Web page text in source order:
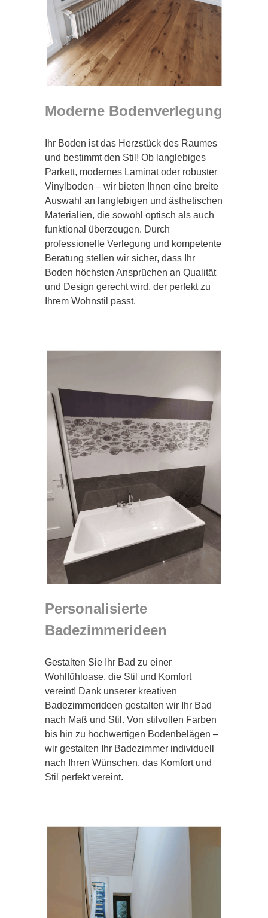
Moderne Bodenverlegung
Ihr Boden ist das Herzstück des Raumes
und bestimmt den Stil! Ob langlebiges
Parkett, modernes Laminat oder robuster
Vinylboden – wir bieten Ihnen eine breite
Auswahl an langlebigen und ästhetischen
Materialien, die sowohl optisch als auch
funktional überzeugen. Durch
professionelle Verlegung und kompetente
Beratung stellen wir sicher, dass Ihr
Boden höchsten Ansprüchen an Qualität
und Design gerecht wird, der perfekt zu
Ihrem Wohnstil passt.
Personalisierte
Badezimmerideen
Gestalten Sie Ihr Bad zu einer
Wohlfühloase, die Stil und Komfort
vereint! Dank unserer kreativen
Badezimmerideen gestalten wir Ihr Bad
nach Maß und Stil. Von stilvollen Farben
bis hin zu hochwertigen Bodenbelägen –
wir gestalten Ihr Badezimmer individuell
nach Ihren Wünschen, das Komfort und
Stil perfekt vereint.